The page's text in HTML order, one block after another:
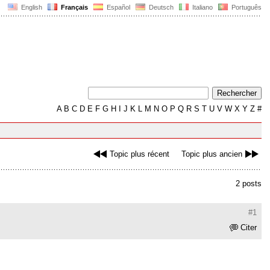
English Français Español Deutsch Italiano Português
AB C D E F G H J K L M N O P Q R S T U V W X Y Z #
Topic plus récent Topic plus ancien
2 posts
#1
Citer